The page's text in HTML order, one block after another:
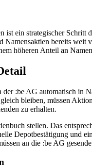
ein strategischer Schritt
bereits
höheren Anteil an
:be AG automatisch in
bleiben, müssen
zu erhalten.
stellen. Das
Depotbestätigung und
an die :be AG